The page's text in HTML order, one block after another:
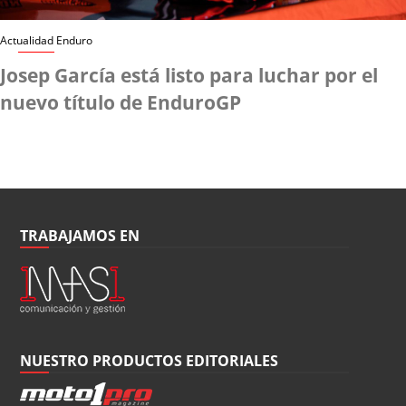
Actualidad Enduro
Josep García está listo para luchar por el
nuevo título de EnduroGP
TRABAJAMOS EN
NUESTRO PRODUCTOS EDITORIALES